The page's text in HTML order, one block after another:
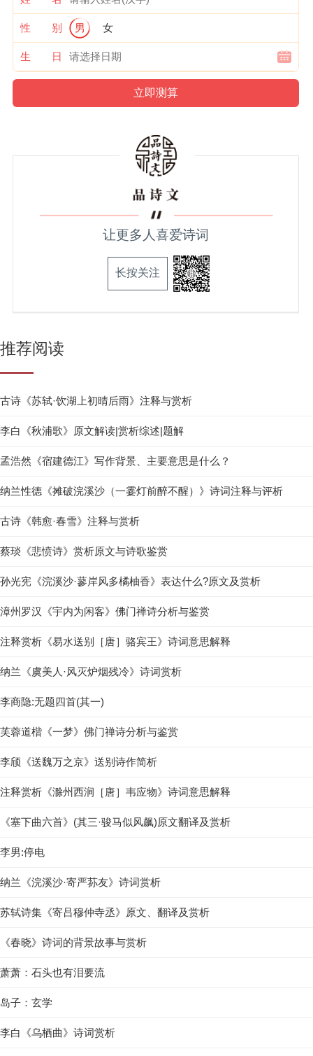
性 别 男 女
生 日
让更多人喜爱诗词
长按关注
推荐阅读
古诗《苏轼·饮湖上初晴后雨》注释与赏析
李白《秋浦歌》原文解读|赏析综述|题解
孟浩然《宿建德江》写作背景、主要意思是什么？
纳兰性德《摊破浣溪沙（一霎灯前醉不醒）》诗词注释与评析
古诗《韩愈·春雪》注释与赏析
蔡琰《悲愤诗》赏析原文与诗歌鉴赏
孙光宪《浣溪沙·蓼岸风多橘柚香》表达什么?原文及赏析
漳州罗汉《宇内为闲客》佛门禅诗分析与鉴赏
注释赏析《易水送别［唐］骆宾王》诗词意思解释
纳兰《虞美人·风灭炉烟残冷》诗词赏析
李商隐:无题四首(其一)
芙蓉道楷《一梦》佛门禅诗分析与鉴赏
李颀《送魏万之京》送别诗作简析
注释赏析《滁州西涧［唐］韦应物》诗词意思解释
《塞下曲六首》(其三·骏马似风飙)原文翻译及赏析
李男:停电
纳兰《浣溪沙·寄严荪友》诗词赏析
苏轼诗集《寄吕穆仲寺丞》原文、翻译及赏析
《春晓》诗词的背景故事与赏析
萧萧：石头也有泪要流
岛子：玄学
李白《乌栖曲》诗词赏析